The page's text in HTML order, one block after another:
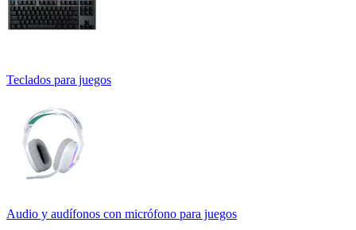
Teclados para juegos
Audio y audífonos con micrófono para juegos